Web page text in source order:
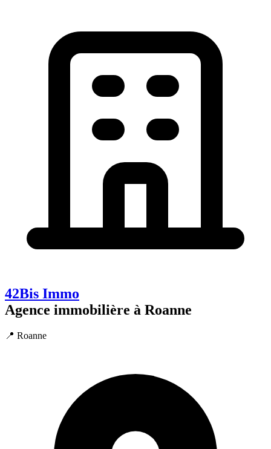
42Bis Immo
Agence immobilière à Roanne
📍 Roanne